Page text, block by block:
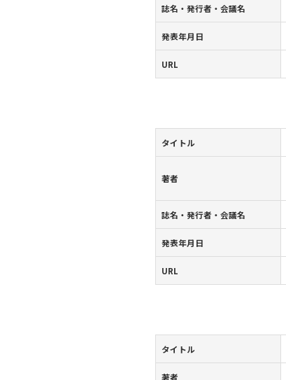
誌名・発行者・会議名
発表年月日
URL
タイトル
著者
誌名・発行者・会議名
発表年月日
URL
タイトル
著者